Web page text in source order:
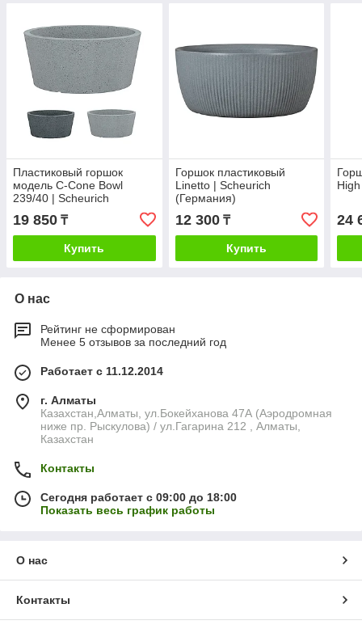
Пластиковый горшок
модель C-Cone Bowl
239/40 | Scheurich
19 850 ₸
Купить
Горшок пластиковый
Linetto | Scheurich
(Германия)
12 300₸
Купить
24
О нас
Рейтинг не сформирован
Менее 5 отзывов за последний год
Работает с 11.12.2014
г. Алматы
Казахстан,Алматы, ул.Бокейханова 47А (Аэродромная
ниже пр. Рыскулова) / ул.Гагарина 212 , Алматы,
Казахстан
Контакты
Сегодня работает с 09:00 до 18:00
Показать весь график работы
О нас
Контакты